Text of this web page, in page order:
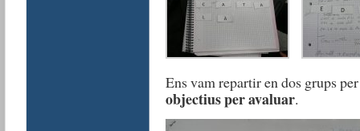
Ens vam repartir en dos grups
objectius per avaluar.